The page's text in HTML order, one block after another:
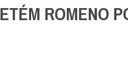
ROMENO